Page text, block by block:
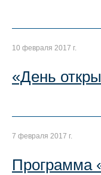
10 февраля 2017 г.
«День
7 февраля 2017 г.
Программа